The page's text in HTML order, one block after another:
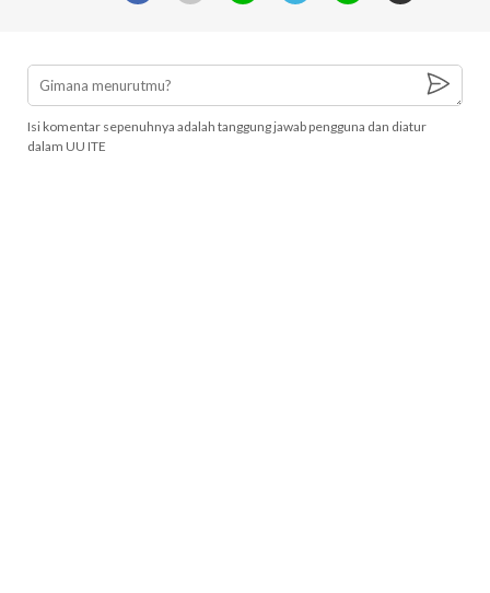
Isi komentar sepenuhnya adalah tanggung jawab pengguna dan diatur
dalam UU ITE